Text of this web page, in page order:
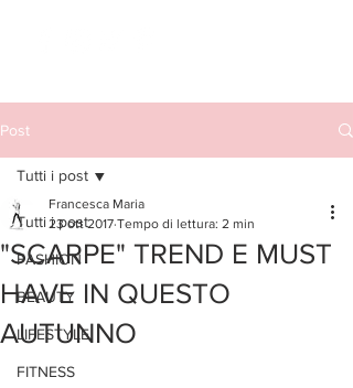
Post
Tutti i post
FASHION
BEAUTY
LIFESTYLE
FITNESS
Tutti i post
"SCARPE" TREND E MUST
HAVE IN QUESTO
AUTUNNO
Francesca Maria
23 ott 2017 Tempo di lettura: 2 min